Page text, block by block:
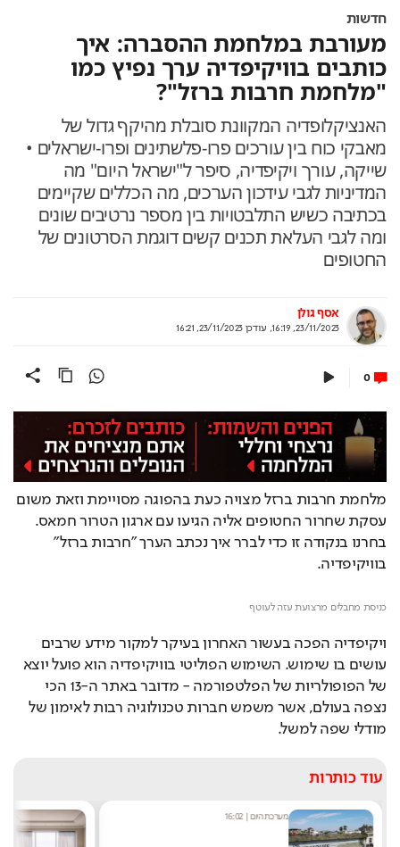
חדשות
מעורבת במלחמת ההסברה: איך
כותבים בוויקיפדיה ערך נפיץ כמו
"מלחמת חרבות ברזל"?
האנציקלופדיה המקוונת סובלת מהיקף גדול של
מאבקי כוח בין עורכים פרו-פלשתינים ופרו-ישראלים •
שייקה, עורך ויקיפדיה, סיפר ל"ישראל היום" מה
המדיניות לגבי עידכון הערכים, מה הכללים שקיימים
בכתיבה כשיש התלבטויות בין מספר נרטיבים שונים
ומה לגבי העלאת תכנים קשים דוגמת הסרטונים של
החטופים
אסף גולן
23/11/2023, 16:19
,עודכן23/11/2023, 16:21
0
מלחמת חרבות ברזל מצויה כעת בהפוגה מסויימת וזאת משום
עסקת שחרור החטופים אליה הגיעו עם ארגון הטרור חמאס.
בחרנו בנקודה זו כדי לברר איך נכתב הערך "חרבות ברזל"
בוויקיפדיה.
כניסת מחבלים מרצועת עזה לעוטף
ויקיפדיה הפכה בעשור האחרון בעיקר למקור מידע שרבים
עושים בו שימוש. השימוש הפוליטי בוויקיפדיה הוא פועל יוצא
של הפופולריות של הפלטפורמה - מדובר באתר ה-13 הכי
נצפה בעולם, אשר משמש חברות טכנולוגיה רבות לאימון של
מודלי שפה למשל.
עוד כותרות
מערכת היום|
16:02